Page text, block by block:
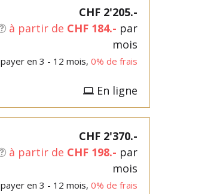
CHF 2'205.-
à partir de CHF 184.- par
mois
payer en 3 - 12 mois, 0% de frais
En ligne
CHF 2'370.-
à partir de CHF 198.- par
mois
payer en 3 - 12 mois, 0% de frais